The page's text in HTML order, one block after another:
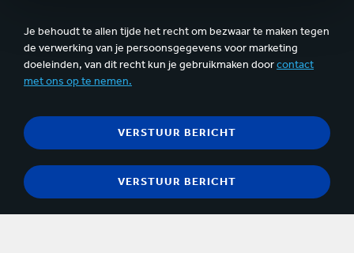
Je behoudt te allen tijde het recht om bezwaar te maken tegen
de verwerking van je persoonsgegevens voor marketing
doeleinden, van dit recht kun je gebruikmaken doorcontact
met ons op te nemen.